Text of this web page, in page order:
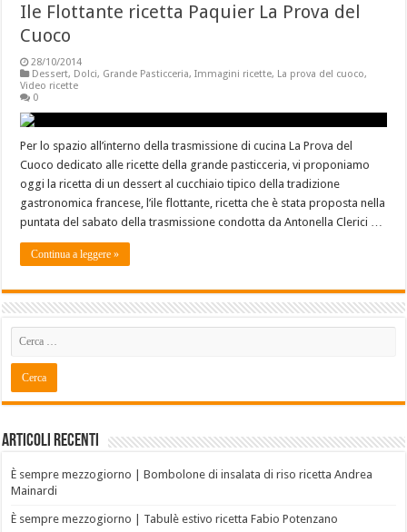
Ile Flottante ricetta Paquier La Prova del
Cuoco
28/10/2014
Dessert, Dolci, Grande Pasticceria,Immagini ricette, La prova del cuoco,
Video ricette
0
Per lo spazio all’interno della trasmissione di cucina La Prova del
Cuoco dedicato alle ricette della grande pasticceria, vi proponiamo
oggi la ricetta di un dessert al cucchiaio tipico della tradizione
gastronomica francese, l’ile flottante, ricetta che è stata proposta nella
puntata del sabato della trasmissione condotta da Antonella Clerici …
Continua a leggere »
Articoli recenti
È sempre mezzogiorno | Bombolone di insalata di riso ricetta Andrea
Mainardi
È sempre mezzogiorno | Tabulè estivo ricetta Fabio Potenzano